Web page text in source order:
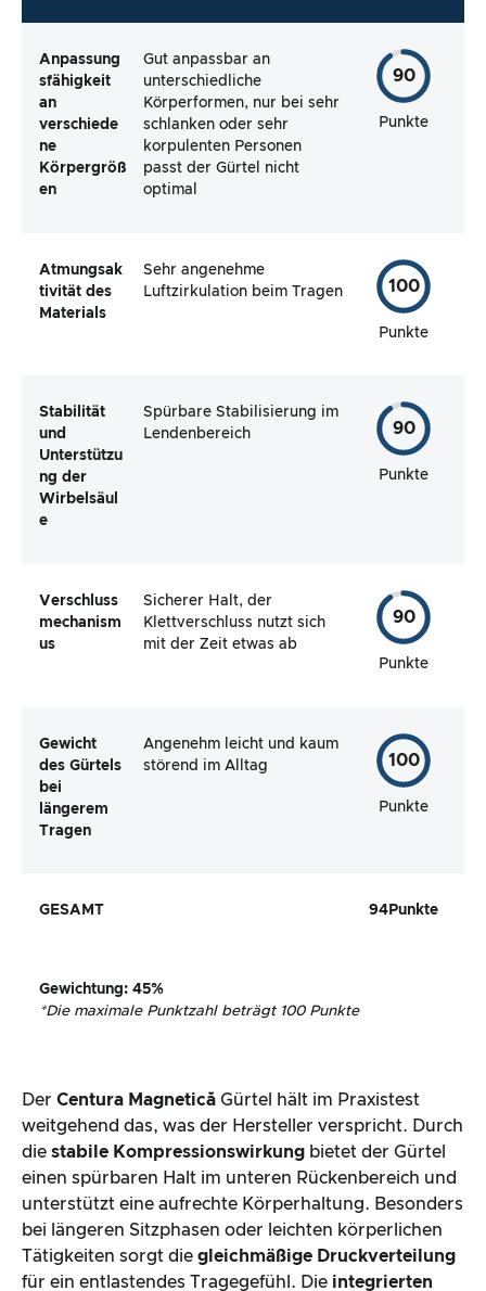
Anpassung
sfähigkeit
an
verschiede
ne
Körpergröß
en
Gut anpassbar an
unterschiedliche
Körperformen, nur bei sehr
schlanken oder sehr
korpulenten Personen
passt der Gürtel nicht
optimal
90
Punkte
Atmungsak
tivität des
Materials
Sehr angenehme
Luftzirkulation beim Tragen
100
Punkte
Stabilität
und
Unterstützu
ng der
Wirbelsäul
e
Spürbare Stabilisierung im
Lendenbereich
90
Punkte
Verschluss
mechanism
us
Sicherer Halt, der
Klettverschluss nutzt sich
mit der Zeit etwas ab
90
Punkte
Gewicht
des Gürtels
bei
längerem
Tragen
Angenehm leicht und kaum
störend im Alltag
100
Punkte
GESAMT 94 Punkte
Gewichtung: 45%
*Die maximale Punktzahl beträgt 100 Punkte
Der Centura Magnetică Gürtel hält im Praxistest
weitgehend das, was der Hersteller verspricht. Durch
die stabile Kompressionswirkung bietet der Gürtel
einen spürbaren Halt im unteren Rückenbereich und
unterstützt eine aufrechte Körperhaltung. Besonders
bei längeren Sitzphasen oder leichten körperlichen
Tätigkeiten sorgt die gleichmäßige Druckverteilung
für ein entlastendes Tragegefühl. Die integrierten